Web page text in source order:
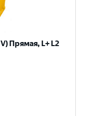
Прямая, L+ L2